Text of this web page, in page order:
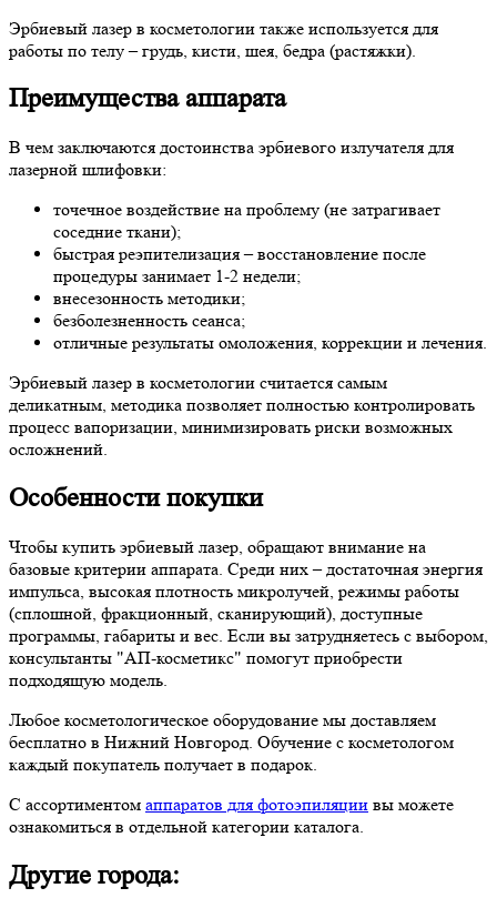
Эрбиевый лазер в косметологии также используется для
работы по телу – грудь, кисти, шея, бедра (растяжки).
Преимущества аппарата
В чем заключаются достоинства эрбиевого излучателя для
лазерной шлифовки:
точечное воздействие на проблему (не затрагивает
соседние ткани);
быстрая реэпителизация – восстановление после
процедуры занимает 1-2 недели;
внесезонность методики;
безболезненность сеанса;
отличные результаты омоложения, коррекции и лечения.
Эрбиевый лазер в косметологии считается самым
деликатным, методика позволяет полностью контролировать
процесс вапоризации, минимизировать риски возможных
осложнений.
Особенности покупки
Чтобы купить эрбиевый лазер, обращают внимание на
базовые критерии аппарата. Среди них – достаточная энергия
импульса, высокая плотность микролучей, режимы работы
(сплошной, фракционный, сканирующий), доступные
программы, габариты и вес. Если вы затрудняетесь с выбором,
консультанты "АП-косметикс" помогут приобрести
подходящую модель.
Любое косметологическое оборудование мы доставляем
бесплатно в Нижний Новгород. Обучение с косметологом
каждый покупатель получает в подарок.
С ассортиментом аппаратов для фотоэпиляции вы можете
ознакомиться в отдельной категории каталога.
Другие города: